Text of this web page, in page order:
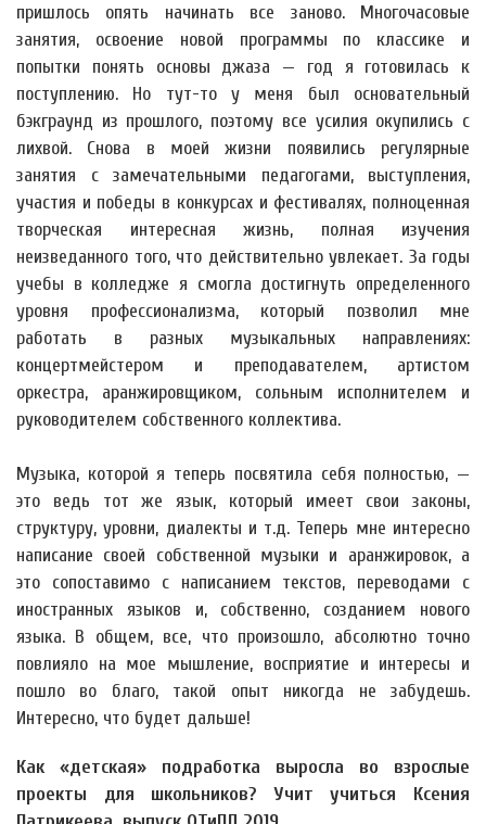
пришлось опять начинать все заново. Многочасовые
занятия, освоение новой программы по классике и
попытки понять основы джаза — год я готовилась к
поступлению. Но тут-то у меня был основательный
бэкграунд из прошлого, поэтому все усилия окупились с
лихвой. Снова в моей жизни появились регулярные
занятия с замечательными педагогами, выступления,
участия и победы в конкурсах и фестивалях, полноценная
творческая интересная жизнь, полная изучения
неизведанного того, что действительно увлекает. За годы
учебы в колледже я смогла достигнуть определенного
уровня профессионализма, который позволил мне
работать в разных музыкальных направлениях:
концертмейстером и преподавателем, артистом
оркестра, аранжировщиком, сольным исполнителем и
руководителем собственного коллектива.
Музыка, которой я теперь посвятила себя полностью, —
это ведь тот же язык, который имеет свои законы,
структуру, уровни, диалекты и т.д. Теперь мне интересно
написание своей собственной музыки и аранжировок, а
это сопоставимо с написанием текстов, переводами с
иностранных языков и, собственно, созданием нового
языка. В общем, все, что произошло, абсолютно точно
повлияло на мое мышление, восприятие и интересы и
пошло во благо, такой опыт никогда не забудешь.
Интересно, что будет дальше!
Как «детская» подработка выросла во взрослые
проекты для школьников? Учит учиться Ксения